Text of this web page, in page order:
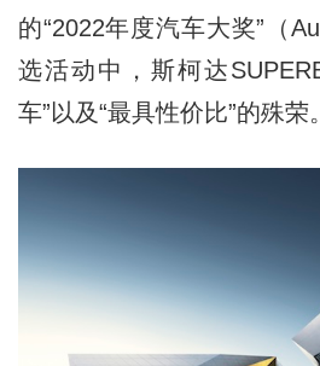
的“2022年度汽车大奖”（
选活动中，斯柯达
车”以及“最具性价比”的殊荣。